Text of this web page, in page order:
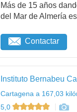
Más de 15 años
del Mar de Almería
Contactar
Instituto Bernabeu
Cartagena a 167,03
5,0